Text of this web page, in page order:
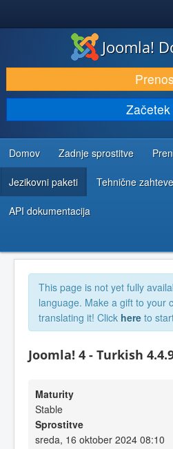
PRENESI IN RAZŠIRI
ODKRIJTE & IZVEJTE
SKUPNOST IN PODPORA
VIRI ZA RAZVIJALCE
Joomla!
Prenos
Začetek
Domov Zadnje sprostitve
Jezikovni paketi Tehnične zahteve
API dokumentacija
This page is not yet fully
language. Make a gift to your
translating it! Click here to
Joomla! 4 - Turkish
Maturity
Stable
Sprostitve
sreda, 16 oktober 2024 08:10